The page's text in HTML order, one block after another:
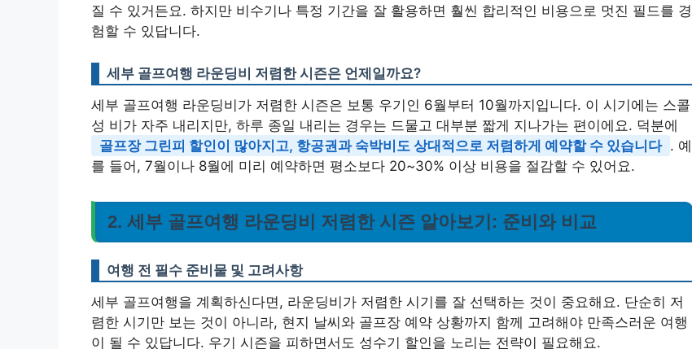
질 수 있거든요. 하지만 비수기나 특정 기간을 잘 활용하면 훨씬 합리적인 비용으로 멋진 필드를 경
험할 수 있답니다.
세부 골프여행 라운딩비 저렴한 시즌은 언제일까요?
세부 골프여행 라운딩비가 저렴한 시즌은 보통 우기인 6월부터 10월까지입니다. 이 시기에는 스콜
성 비가 자주 내리지만, 하루 종일 내리는 경우는 드물고 대부분 짧게 지나가는 편이에요. 덕분에
골프장 그린피 할인이 많아지고, 항공권과 숙박비도 상대적으로 저렴하게 예약할 수 있습니다 . 예
를 들어, 7월이나 8월에 미리 예약하면 평소보다 20~30% 이상 비용을 절감할 수 있어요.
2. 세부 골프여행 라운딩비 저렴한 시즌 알아보기: 준비와 비교
여행 전 필수 준비물 및 고려사항
세부 골프여행을 계획하신다면, 라운딩비가 저렴한 시기를 잘 선택하는 것이 중요해요. 단순히 저
렴한 시기만 보는 것이 아니라, 현지 날씨와 골프장 예약 상황까지 함께 고려해야 만족스러운 여행
이 될 수 있답니다. 우기 시즌을 피하면서도 성수기 할인을 노리는 전략이 필요해요.